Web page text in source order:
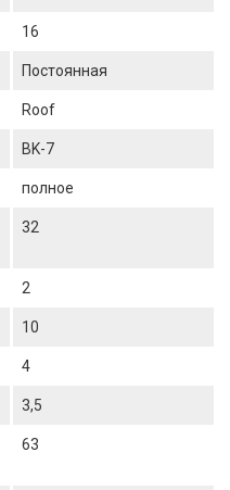
16
Постоянная
Roof
BK-7
полное
32
2
10
4
3,5
63